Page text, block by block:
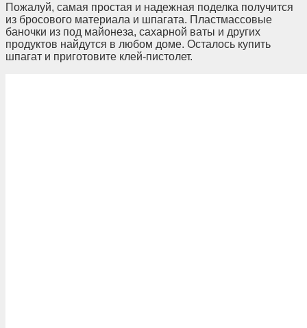
Пожалуй, самая простая и надежная поделка получится
из бросового материала и шпагата. Пластмассовые
баночки из под майонеза, сахарной ваты и других
продуктов найдутся в любом доме. Осталось купить
шпагат и приготовите клей-пистолет.